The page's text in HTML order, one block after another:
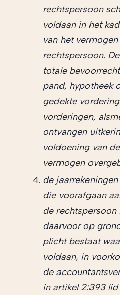
rechtspersoon
voldaan in het
van het
rechtspersoon.
totale
pand, hypotheek
gedekte
vorderingen,
ontvangen
voldoening van
vermogen
de
die voorafgaan
de
daarvoor op
plicht bestaat
voldaan, in
de
in artikel 2:393 lid